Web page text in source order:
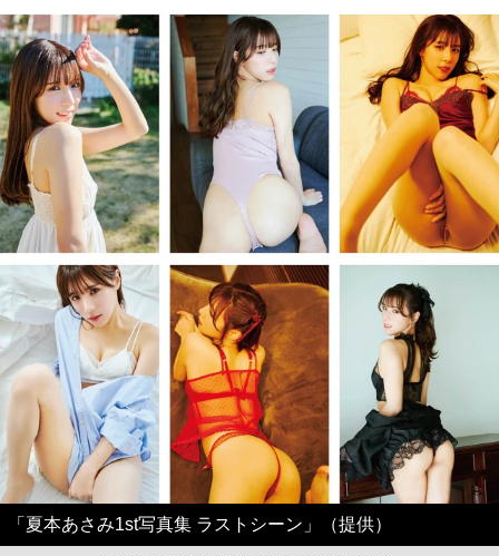
「夏本あさみ1st写真集 ラストシーン」（提供）